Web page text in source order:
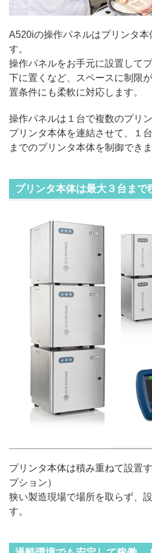
A520iの操作パネルはプリンタ
す。
操作パネルをお手元に設置して
下に置くなど、スペースに制限
置条件にも柔軟に対応します。
操作パネルは１台で複数のプリ
プリンタ本体を連結させて、１
までのプリンタ本体を制御できま
プリンタ本体は最大３台まで
プリンタ本体は積み重ねて設置
プション）
狭い製造現場で場所を取らず、
す。